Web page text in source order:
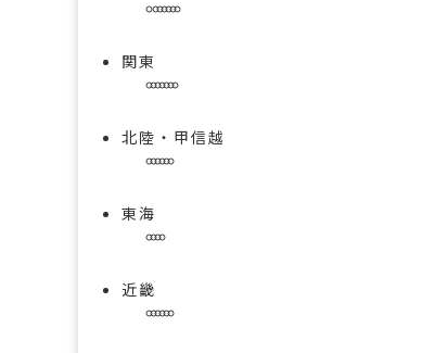
関東
北陸・甲信越
東海
近畿